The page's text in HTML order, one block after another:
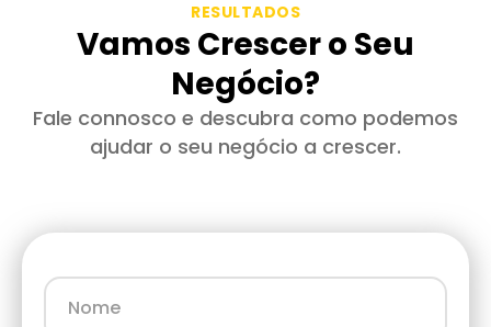
RESULTADOS
Vamos Crescer o Seu
Negócio?
Fale connosco e descubra como podemos
ajudar o seu negócio a crescer.